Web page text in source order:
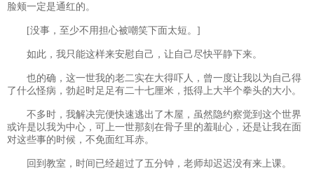
脸颊一定是通红的。
[没事，至少不用担心被嘲笑下面太短。]
如此，我只能这样来安慰自己，让自己尽快平静下来。
也的确，这一世我的老二实在大得吓人，曾一度让我以为自己得
了什么怪病，勃起时足足有二十七厘米，抵得上大半个拳头的大小。
不多时，我解决完便快速逃出了木屋，虽然隐约察觉到这个世界
或许是以我为中心，可上一世那刻在骨子里的羞耻心，还是让我在面
对这些事的时候，不免面红耳赤。
回到教室，时间已经超过了五分钟，老师却迟迟没有来上课。